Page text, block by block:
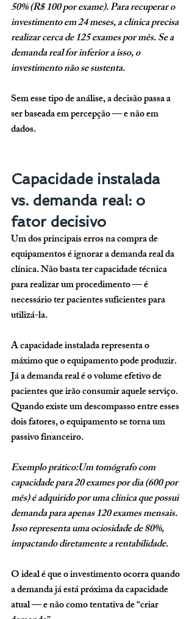
50% (R$ 100 por exame). Para recuperar o
investimento em 24 meses, a clínica precisa
realizar cerca de 125 exames por mês. Se a
demanda real for inferior a isso, o
investimento não se sustenta.
Sem esse tipo de análise, a decisão passa a
ser baseada em percepção — e não em
dados.
Capacidade instalada
vs. demanda real: o
fator decisivo
Um dos principais erros na compra de
equipamentos é ignorar a demanda real da
clínica. Não basta ter capacidade técnica
para realizar um procedimento — é
necessário ter pacientes suficientes para
utilizá-la.
A capacidade instalada representa o
máximo que o equipamento pode produzir.
Já a demanda real é o volume efetivo de
pacientes que irão consumir aquele serviço.
Quando existe um descompasso entre esses
dois fatores, o equipamento se torna um
passivo financeiro.
Exemplo prático:Um tomógrafo com
capacidade para 20 exames por dia (600 por
mês) é adquirido por uma clínica que possui
demanda para apenas 120 exames mensais.
Isso representa uma ociosidade de 80%,
impactando diretamente a rentabilidade.
O ideal é que o investimento ocorra quando
a demanda já está próxima da capacidade
atual — e não como tentativa de “criar